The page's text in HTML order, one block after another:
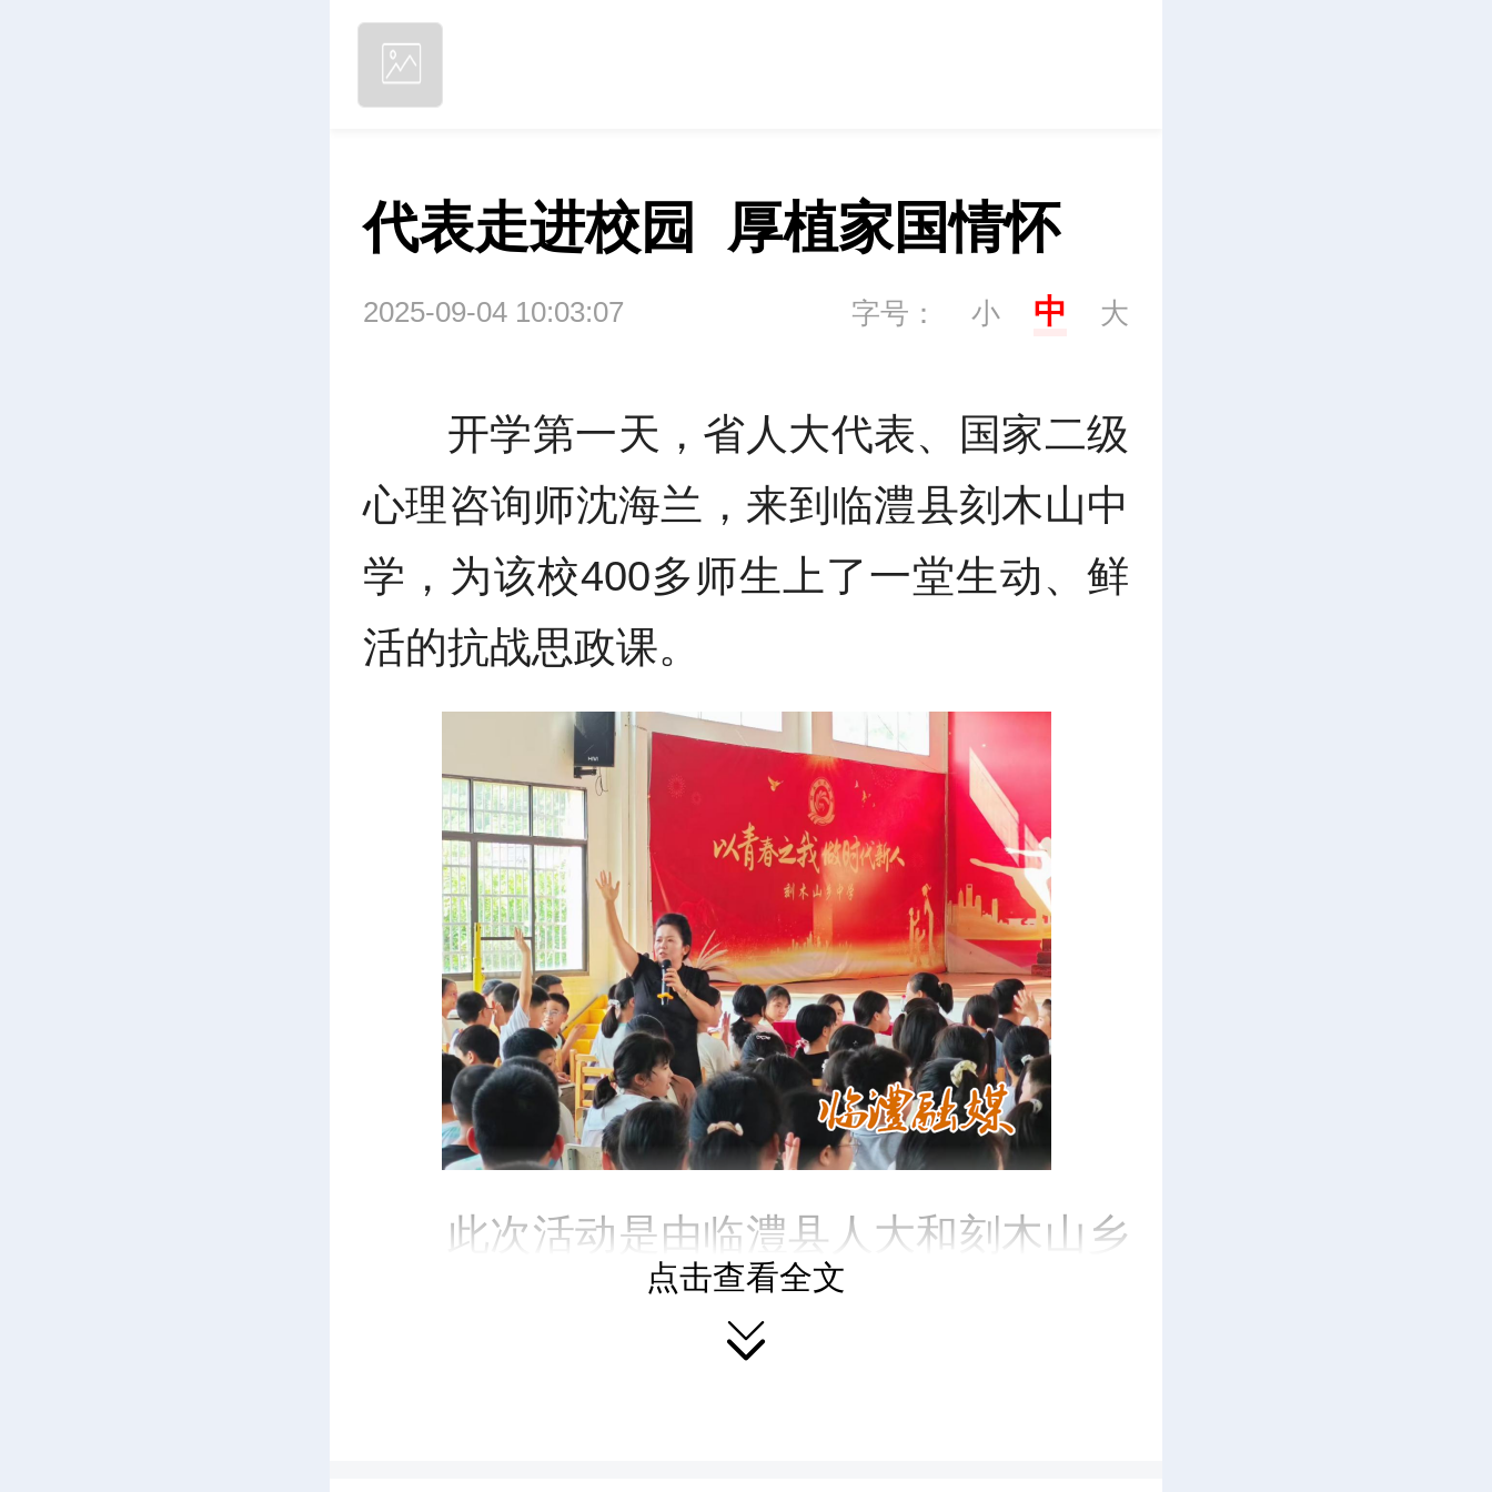
代表走进校园  厚植家国情怀
2025-09-04 10:03:07 字号： 小 中 大
开学第一天，省人大代表、国家二级
心理咨询师沈海兰，来到临澧县刻木山中
学，为该校400多师生上了一堂生动、鲜
活的抗战思政课。
此次活动是由临澧县人大和刻木山乡
人大联合举行的。活动中，沈海兰紧紧围
挠“青春之心，家国之梦”这一主题，运用
点击查看全文
